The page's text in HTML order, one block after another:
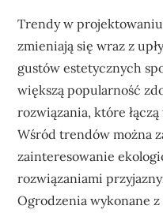
Trendy w
zmieniają się wraz z
gustów estetycznych
większą popularność
rozwiązania, które
Wśród trendów można
zainteresowanie
rozwiązaniami
Ogrodzenia wykonane